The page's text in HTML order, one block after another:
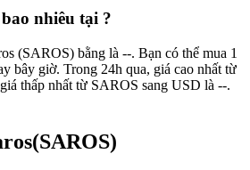
nhiêu tại ?
(SAROS) bằng là --. Bạn có thể mua 1
bây giờ. Trong 24h qua, giá cao nhất từ
thấp nhất từ SAROS sang USD là --.